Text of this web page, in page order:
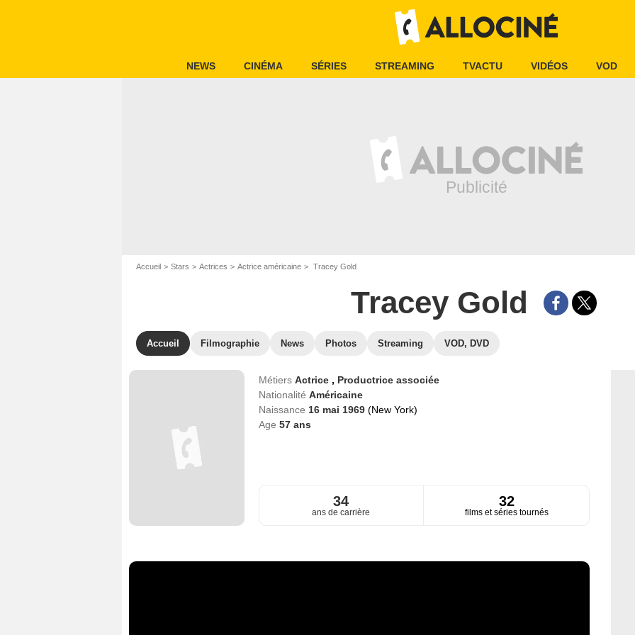
NEWS CINÉMA SÉRIES STREAMING TVACTU VIDÉOS VOD
Accueil Stars Actrices Actrice américaine Tracey Gold
Tracey Gold
Accueil Filmographie News Photos Streaming VOD, DVD
Métiers Actrice , Productrice associée
Nationalité Américaine
Naissance 16 mai 1969 (New York)
Age 57ans
34
ans de carrière
32
films et séries tournés